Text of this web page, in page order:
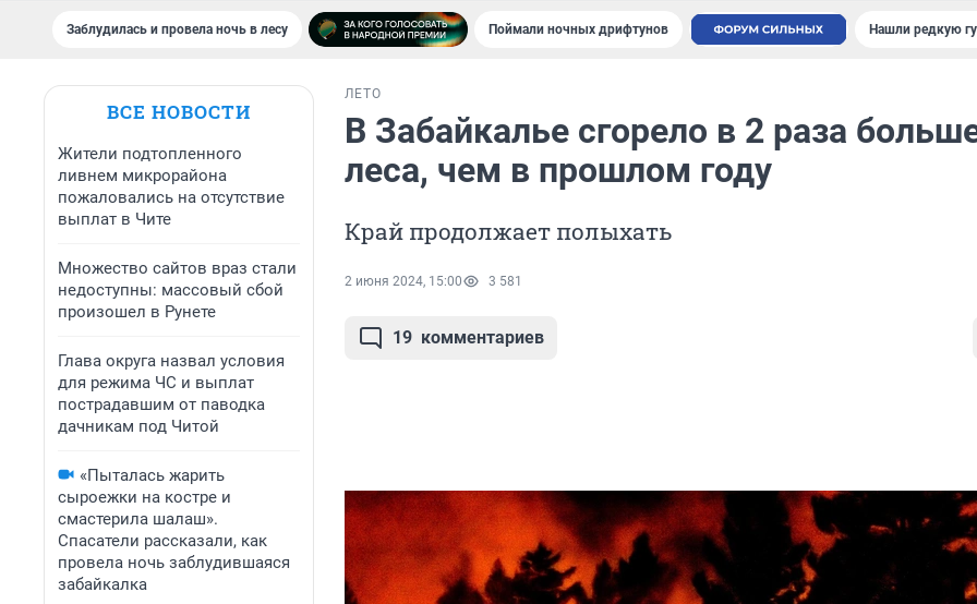
Заблудилась и провела ночь в лесу Поймали ночных дрифтунов Нашли редкую
ВСЕ НОВОСТИ
Жители подтопленного
ливнем микрорайона
пожаловались на отсутствие
выплат в Чите
Множество сайтов враз стали
недоступны: массовый сбой
произошел в Рунете
Глава округа назвал условия
для режима ЧС и выплат
пострадавшим от паводка
дачникам под Читой
«Пыталась жарить
сыроежки на костре и
смастерила шалаш».
Спасатели рассказали, как
провела ночь заблудившаяся
забайкалка
ЛЕТО
В Забайкалье сгорело в 2 раза
леса, чем в прошлом году
Край продолжает полыхать
2 июня 2024, 15:00 3 581
19 комментариев